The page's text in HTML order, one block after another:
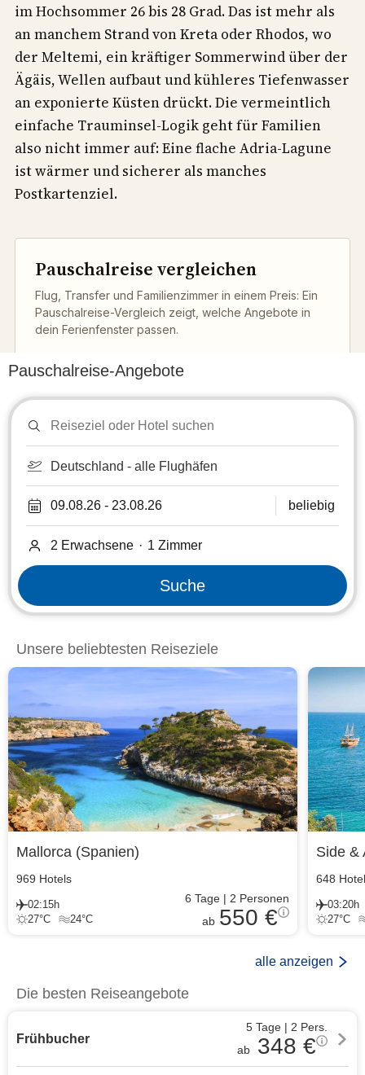
im Hochsommer 26 bis 28 Grad. Das ist mehr als
an manchem Strand von Kreta oder Rhodos, wo
der Meltemi, ein kräftiger Sommerwind über der
Ägäis, Wellen aufbaut und kühleres Tiefenwasser
an exponierte Küsten drückt. Die vermeintlich
einfache Trauminsel-Logik geht für Familien
also nicht immer auf: Eine flache Adria-Lagune
ist wärmer und sicherer als manches
Postkartenziel.
Pauschalreise vergleichen
Flug, Transfer und Familienzimmer in einem Preis: Ein
Pauschalreise-Vergleich zeigt, welche Angebote in
dein Ferienfenster passen.